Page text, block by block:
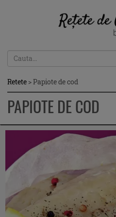
Retete >Papiote de cod
PAPIOTE DE COD